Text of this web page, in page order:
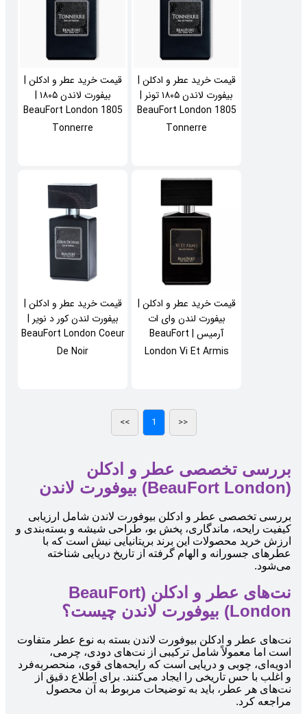
قیمت خرید عطر و ادکلن |
بیفورت لاندن ۱۸۰۵ |
BeauFort London 1805
Tonnerre
قیمت خرید عطر و ادکلن |
بیفورت لاندن ۱۸۰۵ تونر |
BeauFort London 1805
Tonnerre
قیمت خرید عطر و ادکلن |
بیفورت لندن کور د نویر |
BeauFort London Coeur
De Noir
قیمت خرید عطر و ادکلن |
بیفورت لندن وای ات
آرمیس | BeauFort
London Vi Et Armis
بررسی تخصصی عطر و ادکلن
(BeauFort London) بیوفورت لاندن
بررسی تخصصی عطر و ادکلن بیوفورت لاندن شامل ارزیابی
کیفیت رایحه، ماندگاری، پخش بو، طراحی شیشه و بسته‌بندی و
ارزش خرید محصولات این برند بریتانیایی نیش است که با
عطرهای جسورانه و الهام گرفته از تاریخ دریایی شناخته
می‌شود.
نت‌های عطر و ادکلن (BeauFort
London) بیوفورت لاندن چیست؟
نت‌های عطر و ادکلن بیوفورت لاندن بسته به نوع عطر متفاوت
است اما معمولاً شامل ترکیبی از نت‌های دودی، چرمی،
ادویه‌ای، چوبی و دریایی است که رایحه‌های قوی، منحصربه‌فرد
و اغلب با حس تاریخی را ایجاد می‌کنند. برای اطلاع دقیق از
نت‌های هر عطر، باید به توضیحات مربوط به آن محصول
مراجعه کرد.